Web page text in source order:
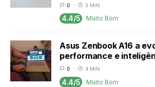
0 5 MIN
4.4/5 Muito Bom
Asus Zenbook A16 a
performance e
0 4 MIN
4.4/5 Muito Bom